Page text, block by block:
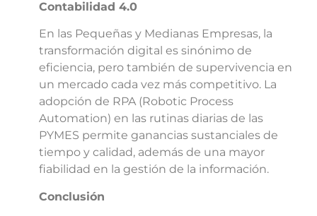
Contabilidad 4.0
En las Pequeñas y Medianas Empresas, la
transformación digital es sinónimo de
eficiencia, pero también de supervivencia en
un mercado cada vez más competitivo. La
adopción de RPA (Robotic Process
Automation) en las rutinas diarias de las
PYMES permite ganancias sustanciales de
tiempo y calidad, además de una mayor
fiabilidad en la gestión de la información.
Conclusión